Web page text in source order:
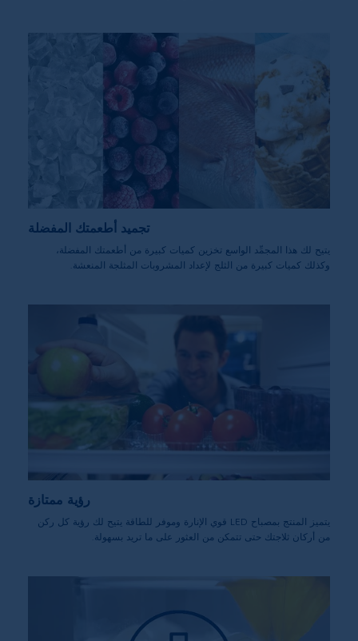
تجميد أطعمتك المفضلة
يتيح لك هذا المجمِّد الواسع تخزين كميات كبيرة من أطعمتك المفضلة،
وكذلك كميات كبيرة من الثلج لإعداد المشروبات المثلجة المنعشة.
رؤية ممتازة
يتميز المنتج بمصباح LED قوي الإنارة وموفر للطاقة يتيح لك رؤية كل ركن
من أركان ثلاجتك حتى تتمكن من العثور على ما تريد بسهولة.